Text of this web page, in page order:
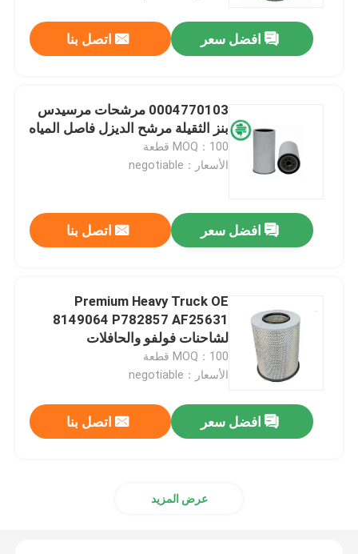
افضل سعر اتصل بنا
0004770103 مرشحات مرسيدس
بنز الثقيلة مرشح الديزل فاصل المياه
MOQ：100 قطعة
الأسعار：negotiable
افضل سعر اتصل بنا
Premium Heavy Truck OE
8149064 P782857 AF25631
لشاحنات فولفو والحافلات
MOQ：100 قطعة
الأسعار：negotiable
افضل سعر اتصل بنا
عرض المزيد